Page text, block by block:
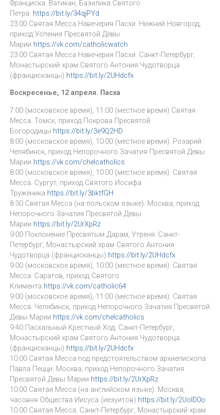
Франциска. Ватикан, Базилика Святого
Петра. https://bit.ly/34qjPYd
23:00 Святая Месса Навечерия Пасхи. Нижний Новгород,
приход Успения Пресвятой Девы
Марии https://vk.com/catholicwatch
23:00 Святая Месса Навечерия Пасхи. Санкт-Петербург,
Монастырский храм Святого Антония Чудотворца
(францисканцы) https://bit.ly/2UHdcfx
Воскресенье, 12 апреля. Пасха
7:00 (московское время), 11:00 (местное время) Святая
Месса. Томск, приход Покрова Пресвятой
Богородицы https://bit.ly/3e9Q2HD
8:00 (московское время), 10:00 (местное время). Розарий.
Челябинск, приход Непорочного Зачатия Пресвятой Девы
Марии https://vk.com/chelcatholics
8:00 (московское время), 10:00 (местное время). Святая
Месса. Сургут, приход Святого Иосифа
Труженика https://bit.ly/3bktfGH
8:30 Святая Месса (на польском языке). Москва, приход
Непорочного Зачатия Пресвятой Девы
Марии https://bit.ly/2UrXpRz
9:00 Поклонение Пресвятым Дарам, Утреня. Санкт-
Петербург, Монастырский храм Святого Антония
Чудотворца (францисканцы) https://bit.ly/2UHdcfx
9:00 (московское время), 10:00 (местное время). Святая
Месса. Саратов, приход Святого
Климента https://vk.com/catholic64
9:00 (московское время), 11:00 (местное время). Святая
Месса. Челябинск, приход Непорочного Зачатия Пресвятой
Девы Марии https://vk.com/chelcatholics
9:40 Пасхальный Крестный Ход. Санкт-Петербург,
Монастырский храм Святого Антония Чудотворца
(францисканцы) https://bit.ly/2UHdcfx
10:00 Святая Месса под предстоятельством архиепископа
Павла Пецци. Москва, приход Непорочного Зачатия
Пресвятой Девы Марии https://bit.ly/2UrXpRz
10:00 Святая Месса (на английском языке). Москва,
часовня Общества Иисуса (иезуитов) https://bit.ly/2UolD0o
10:00 Святая Месса. Санкт-Петербург, Монастырский храм